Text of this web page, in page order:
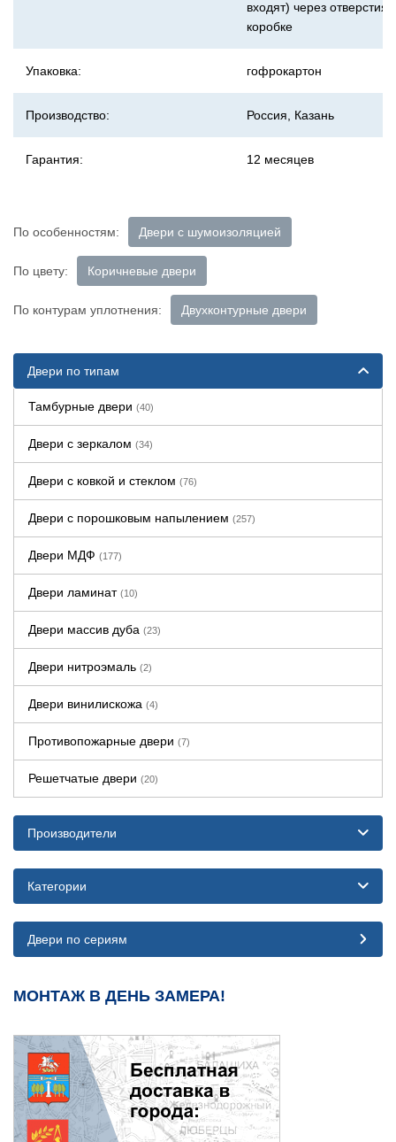
входят) через отверстия
коробке
Упаковка: гофрокартон
Производство: Россия, Казань
Гарантия: 12 месяцев
По особенностям: Двери с шумоизоляцией
По цвету: Коричневые двери
По контурам уплотнения: Двухконтурные двери
Двери по типам
Тамбурные двери (40)
Двери с зеркалом (34)
Двери с ковкой и стеклом (76)
Двери с порошковым напылением (257)
Двери МДФ (177)
Двери ламинат (10)
Двери массив дуба (23)
Двери нитроэмаль (2)
Двери винилискожа (4)
Противопожарные двери (7)
Решетчатые двери (20)
Производители
Категории
Двери по сериям
МОНТАЖ В ДЕНЬ ЗАМЕРА!